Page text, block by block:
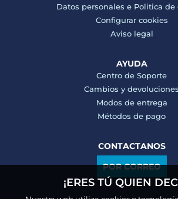
¡ERES TÚ QUIEN
Datos personales e Politica de
Configurar cookies
Aviso legal
AYUDA
Centro de Soporte
Cambios y devoluciones
Modos de entrega
Métodos de pago
CONTACTANOS
POR CORREO